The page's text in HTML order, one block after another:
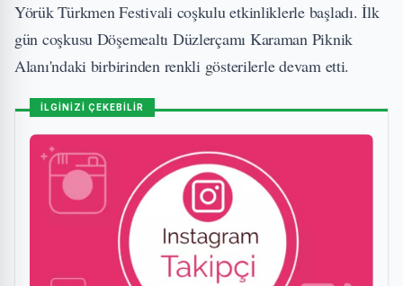
Yörük Türkmen Festivali coşkulu etkinliklerle başladı. İlk
gün coşkusu Döşemealtı Düzlerçamı Karaman Piknik
Alanı'ndaki birbirinden renkli gösterilerle devam etti.
İLGİNİZİ ÇEKEBİLİR